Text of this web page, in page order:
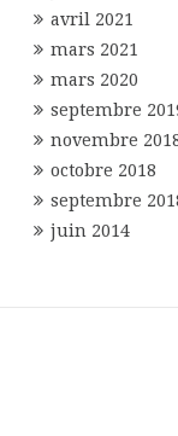
avril 2021
mars 2021
mars 2020
septembre
novembre
octobre 2018
septembre
juin 2014